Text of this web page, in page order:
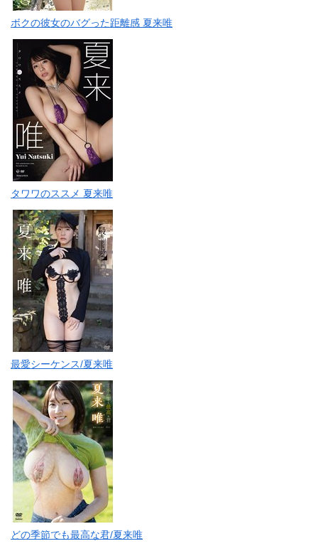
ボクの彼女のバグった距離感 夏来唯
タワワのススメ 夏来唯
最愛シーケンス/夏来唯
どの季節でも最高な君/夏来唯